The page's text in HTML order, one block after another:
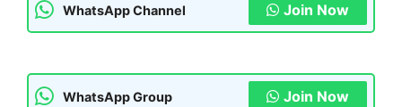
WhatsApp Channel Join Now
WhatsApp Group Join Now